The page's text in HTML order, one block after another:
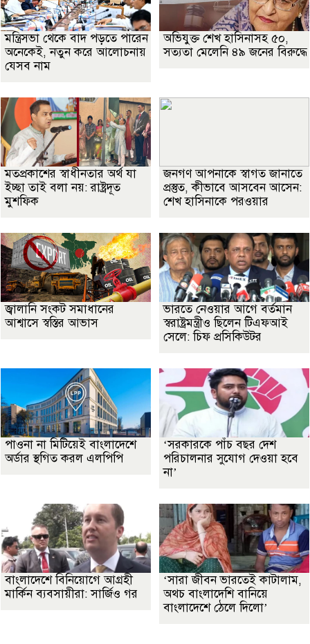
মন্ত্রিসভা থেকে বাদ পড়তে পারেন
অনেকেই, নতুন করে আলোচনায়
যেসব নাম
অভিযুক্ত শেখ হাসিনাসহ ৫০,
সত্যতা মেলেনি ৪৯ জনের বিরুদ্ধে
মতপ্রকাশের স্বাধীনতার অর্থ যা
ইচ্ছা তাই বলা নয়: রাষ্ট্রদূত
মুশফিক
জনগণ আপনাকে স্বাগত জানাতে
প্রস্তুত, কীভাবে আসবেন আসেন:
শেখ হাসিনাকে পরওয়ার
জ্বালানি সংকট সমাধানের
আশ্বাসে স্বস্তির আভাস
ভারতে নেওয়ার আগে বর্তমান
স্বরাষ্ট্রমন্ত্রীও ছিলেন টিএফআই
সেলে: চিফ প্রসিকিউটর
পাওনা না মিটিয়েই বাংলাদেশে
অর্ডার স্থগিত করল এলপিপি
‘সরকারকে পাঁচ বছর দেশ
পরিচালনার সুযোগ দেওয়া হবে
না’
বাংলাদেশে বিনিয়োগে আগ্রহী
মার্কিন ব্যবসায়ীরা: সার্জিও গর
‘সারা জীবন ভারতেই কাটালাম,
অথচ বাংলাদেশি বানিয়ে
বাংলাদেশে ঠেলে দিলো’